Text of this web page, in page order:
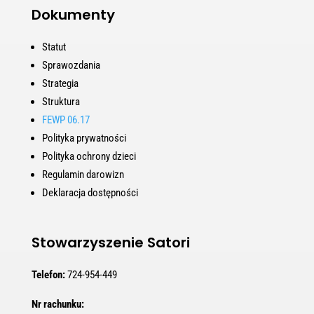
Dokumenty
Statut
Sprawozdania
Strategia
Struktura
FEWP 06.17
Polityka prywatności
Polityka ochrony dzieci
Regulamin darowizn
Deklaracja dostępności
Stowarzyszenie Satori
Telefon:724-954-449
Nr rachunku: